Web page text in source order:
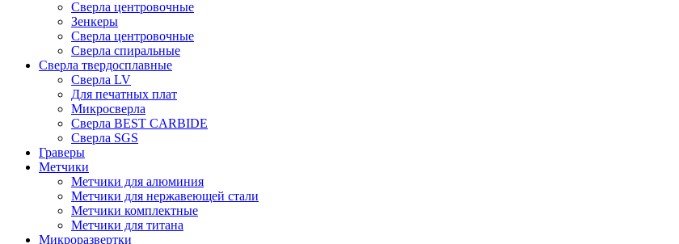
Сверла центровочные
Зенкеры
Сверла центровочные
Сверла спиральные
Сверла твердосплавные
Сверла LV
Для печатных плат
Микросверла
Сверла BEST CARBIDE
Сверла SGS
Граверы
Метчики
Метчики для алюминия
Метчики для нержавеющей стали
Метчики комплектные
Метчики для титана
Микроразвертки